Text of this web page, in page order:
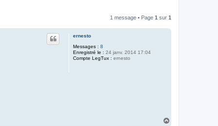
1 message • Page 1 sur 1
ernesto
Messages : 8
Enregistré le : 24 janv. 2014 17:04
Compte LegTux : ernesto